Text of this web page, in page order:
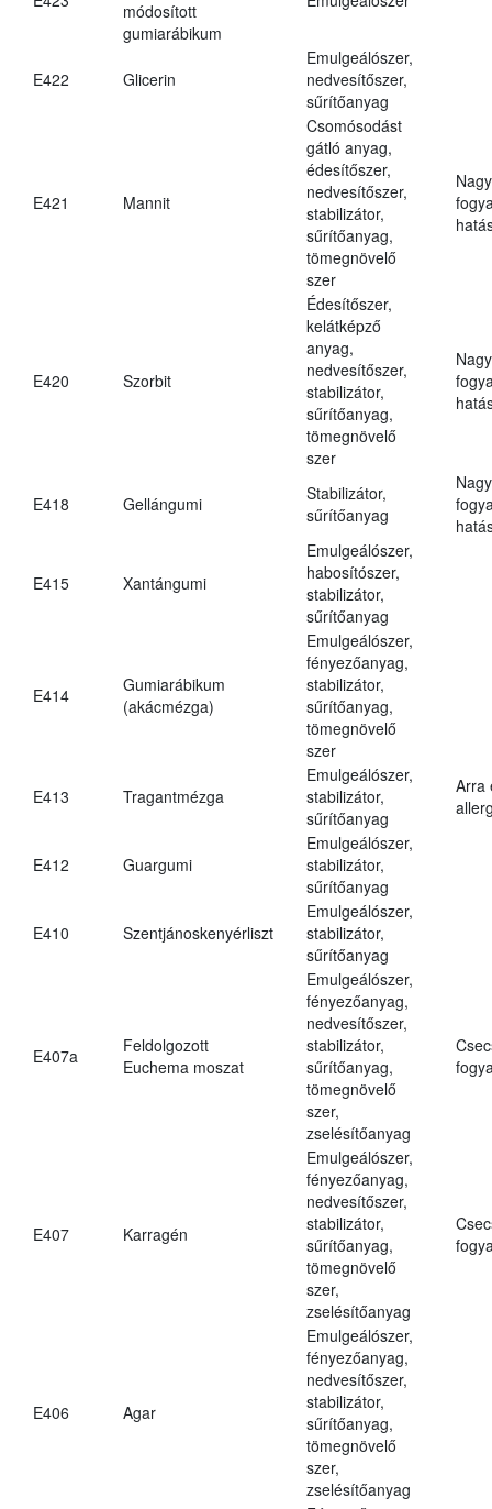
módosított
gumiarábikum
E422 Glicerin
Emulgeálószer,
nedvesítőszer,
sűrítőanyag
E421 Mannit
Csomósodást
gátló anyag,
édesítőszer,
nedvesítőszer,
stabilizátor,
sűrítőanyag,
tömegnövelő
szer
E420 Szorbit
Édesítőszer,
kelátképző
anyag,
nedvesítőszer,
stabilizátor,
sűrítőanyag,
tömegnövelő
szer
E418 Gellángumi
Stabilizátor,
sűrítőanyag
E415 Xantángumi
Emulgeálószer,
habosítószer,
stabilizátor,
sűrítőanyag
E414
Gumiarábikum
(akácmézga)
Emulgeálószer,
fényezőanyag,
stabilizátor,
sűrítőanyag,
tömegnövelő
szer
E413 Tragantmézga
Emulgeálószer,
stabilizátor,
sűrítőanyag
Arra
E412 Guargumi
Emulgeálószer,
stabilizátor,
sűrítőanyag
E410 Szentjánoskenyérliszt
Emulgeálószer,
stabilizátor,
sűrítőanyag
E407a
Feldolgozott
Euchema moszat
Emulgeálószer,
fényezőanyag,
nedvesítőszer,
stabilizátor,
sűrítőanyag,
tömegnövelő
szer,
zselésítőanyag
E407 Karragén
Emulgeálószer,
fényezőanyag,
nedvesítőszer,
stabilizátor,
sűrítőanyag,
tömegnövelő
szer,
zselésítőanyag
E406 Agar
Emulgeálószer,
fényezőanyag,
nedvesítőszer,
stabilizátor,
sűrítőanyag,
tömegnövelő
szer,
zselésítőanyag